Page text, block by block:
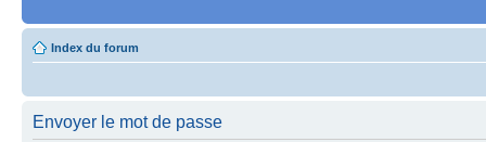
Index du forum
Envoyer le mot de passe